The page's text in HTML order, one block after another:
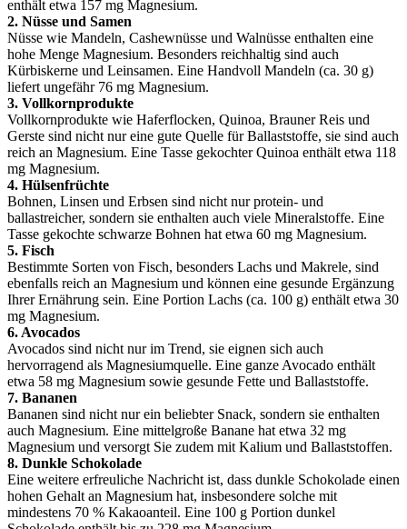
enthält etwa 157 mg Magnesium.
2. Nüsse und Samen
Nüsse wie Mandeln, Cashewnüsse und Walnüsse enthalten eine
hohe Menge Magnesium. Besonders reichhaltig sind auch
Kürbiskerne und Leinsamen. Eine Handvoll Mandeln (ca. 30 g)
liefert ungefähr 76 mg Magnesium.
3. Vollkornprodukte
Vollkornprodukte wie Haferflocken, Quinoa, Brauner Reis und
Gerste sind nicht nur eine gute Quelle für Ballaststoffe, sie sind auch
reich an Magnesium. Eine Tasse gekochter Quinoa enthält etwa 118
mg Magnesium.
4. Hülsenfrüchte
Bohnen, Linsen und Erbsen sind nicht nur protein- und
ballastreicher, sondern sie enthalten auch viele Mineralstoffe. Eine
Tasse gekochte schwarze Bohnen hat etwa 60 mg Magnesium.
5. Fisch
Bestimmte Sorten von Fisch, besonders Lachs und Makrele, sind
ebenfalls reich an Magnesium und können eine gesunde Ergänzung
Ihrer Ernährung sein. Eine Portion Lachs (ca. 100 g) enthält etwa 30
mg Magnesium.
6. Avocados
Avocados sind nicht nur im Trend, sie eignen sich auch
hervorragend als Magnesiumquelle. Eine ganze Avocado enthält
etwa 58 mg Magnesium sowie gesunde Fette und Ballaststoffe.
7. Bananen
Bananen sind nicht nur ein beliebter Snack, sondern sie enthalten
auch Magnesium. Eine mittelgroße Banane hat etwa 32 mg
Magnesium und versorgt Sie zudem mit Kalium und Ballaststoffen.
8. Dunkle Schokolade
Eine weitere erfreuliche Nachricht ist, dass dunkle Schokolade einen
hohen Gehalt an Magnesium hat, insbesondere solche mit
mindestens 70 % Kakaoanteil. Eine 100 g Portion dunkel